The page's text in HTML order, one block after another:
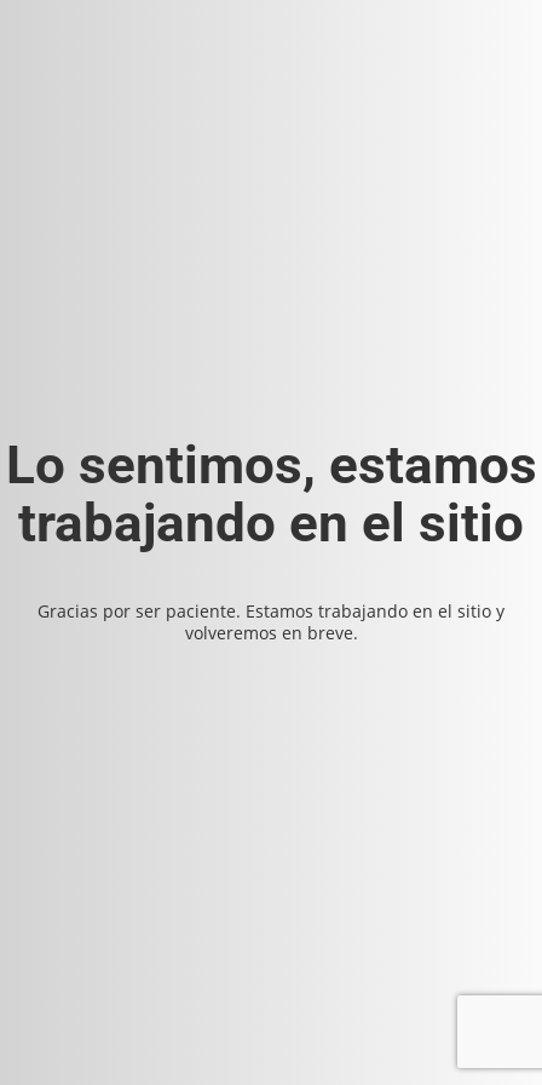
Lo sentimos, estamos
trabajando en el sitio
Gracias por ser paciente. Estamos trabajando en el sitio y
volveremos en breve.